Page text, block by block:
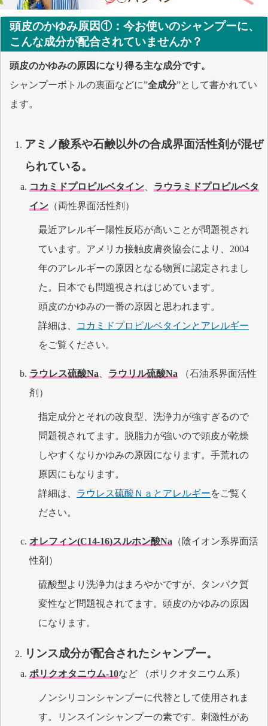
頭皮のかゆみ原因①： 今お使いのシャンプーに、
こんな成分が配合されていませんか？
頭皮のかゆみの原因になり得る主な成分です。
シャンプーボトルの裏面などに”全成分”として書かれてい
ます。
アミノ酸系や石鹸以外の合成界面活性剤が混ぜ
られている。
コカミドプロピルベタイン
ラウラミドプロピルベタ
イン （両性界面活性剤）
最近アレルギー陽性反応が高いことが問題視され
ています。アメリカ接触皮膚炎協会により、2004
年のアレルギーの原因となる物質に認定されまし
た。日本でも問題視されはじめています。
頭皮のかゆみの一番の原因と思われます。
詳細は、
コカミドプロピルベタインとアレルギー
をご覧ください。
ラウレス硫酸Na ラウリル硫酸Na （石油系界面活性
剤）
指定成分とそれの改良型、洗浄力が強すぎるので
問題視されてます。脱脂力が強いので頭皮が乾燥
しやすくなりかゆみの原因になります。手荒れの
原因にもなります。
詳細は、 ラウレス硫酸Ｎａとアレルギーをご覧く
ださい。
オレフィン(C14-16)スルホン酸Na （陰イオン系界面活
性剤）
硫酸型より洗浄力はまろやかですが、タンパク質
変性など問題視されてます。頭皮のかゆみの原因
になります。
リンス成分が配合されたシャンプー。
ポリクオタニウム-10など （ポリクオタニウム系）
ノンシリコンシャンプーに代替として使用されま
す。リンスインシャンプーの素です。刺激性があ